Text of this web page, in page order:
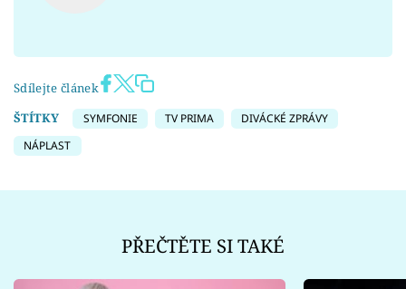
Sdílejte článek
ŠTÍTKY
SYMFONIE TV PRIMA
DIVÁCKÉ ZPRÁVY
NÁPLAST
PŘEČTĚTE SI TAKÉ